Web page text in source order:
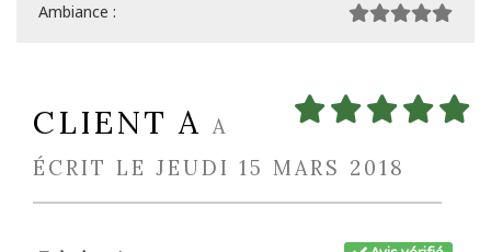
Ambiance :
CLIENT A A
ÉCRIT LE JEUDI 15 MARS 2018